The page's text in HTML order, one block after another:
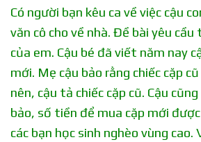
Có người bạn kêu ca về việc cậu
văn cô cho về nhà. Đề bài yêu cầu
của em. Cậu bé đã viết năm nay
mới. Mẹ cậu bảo rằng chiếc cặp
nên, cậu tả chiếc cặp cũ. Cậu
bảo, số tiền để mua cặp mới
các bạn học sinh nghèo vùng cao.